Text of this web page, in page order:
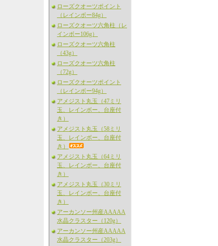
ローズクオーツポイント
（レインボー84g）
ローズクオーツ六角柱（レ
インボー106g）
ローズクオーツ六角柱
（43g）
ローズクオーツ六角柱
（72g）
ローズクオーツポイント
（レインボー94g）
アメジスト丸玉（47ミリ
玉、レインボー、台座付
き）
アメジスト丸玉（58ミリ
玉、レインボー、台座付
き）
アメジスト丸玉（64ミリ
玉、レインボー、台座付
き）
アメジスト丸玉（30ミリ
玉、レインボー、台座付
き）
アーカンソー州産AAAAA
水晶クラスター（120g）
アーカンソー州産AAAAA
水晶クラスター（203g）